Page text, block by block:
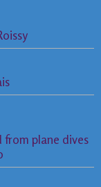
from plane dives